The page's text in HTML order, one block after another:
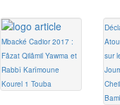
Mbacké Cadior 2017 :
Fâzat Qilâmil Yawma et
Rabbî Karîmoune
Kourel 1 Touba
sur